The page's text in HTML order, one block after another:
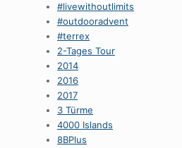
#livewithoutlimits
#outdooradvent
#terrex
2-Tages Tour
2014
2016
2017
3 Türme
4000 Islands
8BPlus